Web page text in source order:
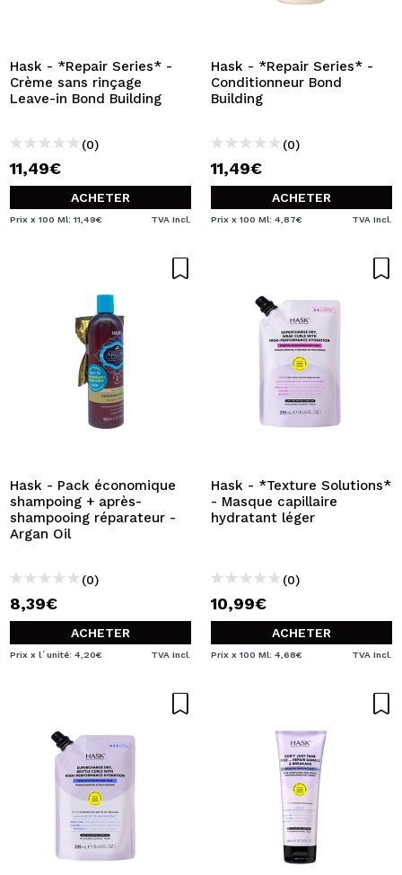
effectuer vos achats rapidement, vérifier l'état de vos
commandes et consulter vos opérations précédentes.
CRÉER UN COMPTE
Hask - *Repair Series* -
Crème sans rinçage
Leave-in Bond Building
(0)
11,49€
ACHETER
Prix x 100 Ml: 11,49€ TVA Incl.
Hask - *Repair Series* -
Conditionneur Bond
Building
(0)
11,49€
ACHETER
Prix x 100 Ml: 4,87€ TVA Incl.
Hask - Pack économique
shampoing + après-
shampooing réparateur -
Argan Oil
(0)
8,39€
ACHETER
Prix x l´unité: 4,20€ TVA Incl.
Hask - *Texture Solutions*
- Masque capillaire
hydratant léger
(0)
10,99€
ACHETER
Prix x 100 Ml: 4,68€ TVA Incl.